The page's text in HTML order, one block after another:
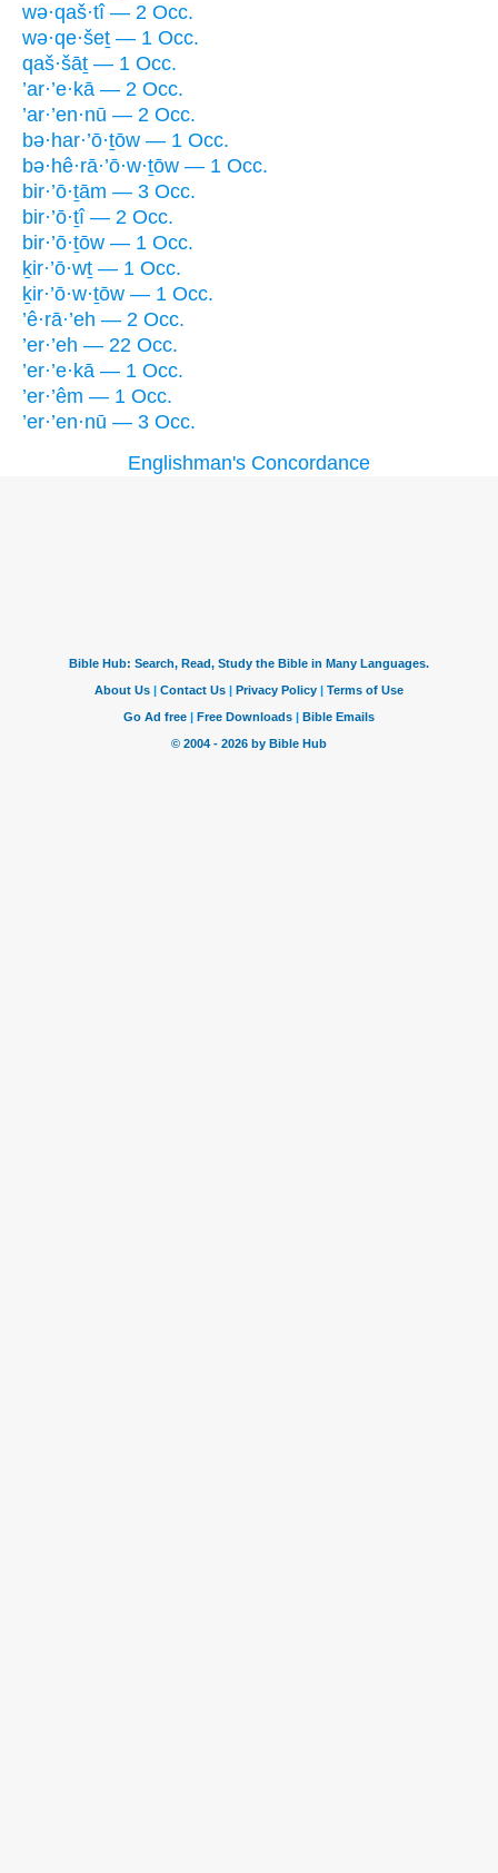
wə·qaš·tî — 2 Occ.
wə·qe·šeṯ — 1 Occ.
qaš·šāṯ — 1 Occ.
’ar·’e·kā — 2 Occ.
’ar·’en·nū — 2 Occ.
bə·har·’ō·ṯōw — 1 Occ.
bə·hê·rā·’ō·w·ṯōw — 1 Occ.
bir·’ō·ṯām — 3 Occ.
bir·’ō·ṯî — 2 Occ.
bir·’ō·ṯōw — 1 Occ.
ḵir·’ō·wṯ — 1 Occ.
ḵir·’ō·w·ṯōw — 1 Occ.
’ê·rā·’eh — 2 Occ.
’er·’eh — 22 Occ.
’er·’e·kā — 1 Occ.
’er·’êm — 1 Occ.
’er·’en·nū — 3 Occ.
Englishman's Concordance